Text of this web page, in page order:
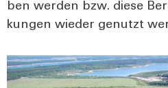
ben wer­den bzw. die­se
kun­gen wie­der genutzt